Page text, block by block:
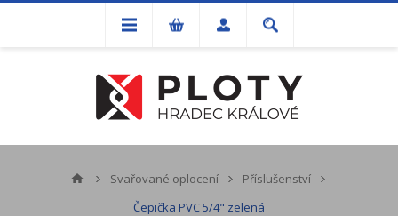
Svařované oplocení
Příslušenství
Čepička PVC 5/4" zelená